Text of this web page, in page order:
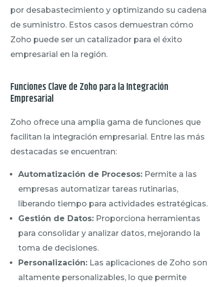
por desabastecimiento y optimizando su cadena
de suministro. Estos casos demuestran cómo
Zoho puede ser un catalizador para el éxito
empresarial en la región.
Funciones Clave de Zoho para la Integración
Empresarial
Zoho ofrece una amplia gama de funciones que
facilitan la integración empresarial. Entre las más
destacadas se encuentran:
Automatización de Procesos: Permite a las
empresas automatizar tareas rutinarias,
liberando tiempo para actividades estratégicas.
Gestión de Datos: Proporciona herramientas
para consolidar y analizar datos, mejorando la
toma de decisiones.
Personalización: Las aplicaciones de Zoho son
altamente personalizables, lo que permite